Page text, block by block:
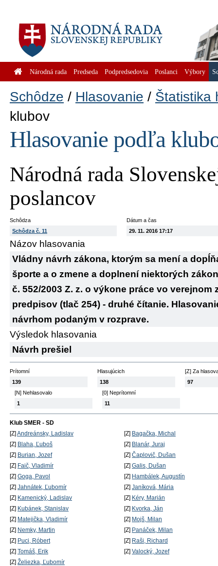
Národná rada Predseda Podpredsedovia Poslanci Výbory
Schôdze Hlasovanie
Štatistika
klubov
Hlasovanie podľa
Národná rada
poslancov
Schôdza
Schôdza č. 11
Dátum a čas
29. 11. 2016 17:17
Názov hlasovania
Vládny návrh zákona, ktorým sa mení a
športe a o zmene a doplnení niektorých
č. 552/2003 Z. z. o výkone práce vo
predpisov (tlač 254) - druhé čítanie.
návrhom podaným v rozprave.
Výsledok hlasovania
Návrh prešiel
Prítomní
139
Hlasujúcich
138
[Z] Za
97
[N] Nehlasovalo
1
[0] Neprítomní
11
Klub SMER - SD
[Z] Andreánsky, Ladislav [Z] Bagačka, Michal
[Z] Blaha, Ľuboš [Z] Blanár, Juraj
[Z] Burian, Jozef [Z] Čaplovič, Dušan
[Z] Faič, Vladimír [Z] Galis, Dušan
[Z] Goga, Pavol [Z] Hambálek, Augustín
[Z] Jahnátek, Ľubomír [Z] Janíková, Mária
[Z] Kamenický, Ladislav [Z] Kéry, Marián
[Z] Kubánek, Stanislav [Z] Kvorka, Ján
[Z] Matejička, Vladimír [Z] Mojš, Milan
[Z] Nemky, Martin [Z] Panáček, Milan
[Z] Puci, Róbert [Z] Raši, Richard
[Z] Tomáš, Erik [Z] Valocký, Jozef
[Z] Želiezka, Ľubomír